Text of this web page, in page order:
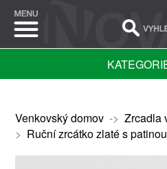
Venkovský domov-> Zrcadla
> Ruční zrcátko zlaté s